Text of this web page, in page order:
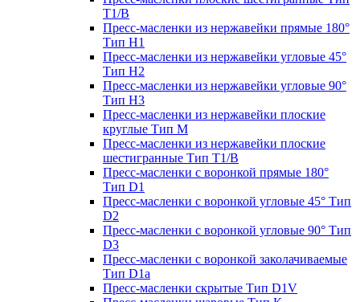
T1/B
Пресс-масленки из нержавейки прямые 180°
Тип H1
Пресс-масленки из нержавейки угловые 45°
Тип H2
Пресс-масленки из нержавейки угловые 90°
Тип H3
Пресс-масленки из нержавейки плоские
круглые Тип M
Пресс-масленки из нержавейки плоские
шестигранные Тип T1/B
Пресс-масленки с воронкой прямые 180°
Тип D1
Пресс-масленки с воронкой угловые 45° Тип
D2
Пресс-масленки с воронкой угловые 90° Тип
D3
Пресс-масленки с воронкой заколачиваемые
Тип D1a
Пресс-масленки скрытые Тип D1V